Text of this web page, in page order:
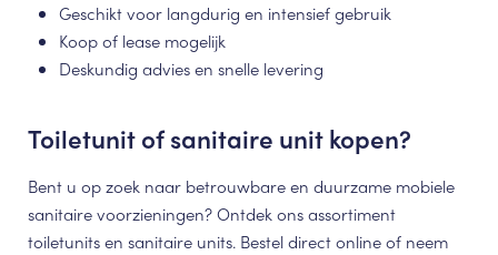
Geschikt voor langdurig en intensief gebruik
Koop of lease mogelijk
Deskundig advies en snelle levering
Toiletunit of sanitaire unit kopen?
Bent u op zoek naar betrouwbare en duurzame mobiele
sanitaire voorzieningen? Ontdek ons assortiment
toiletunits en sanitaire units. Bestel direct online of neem